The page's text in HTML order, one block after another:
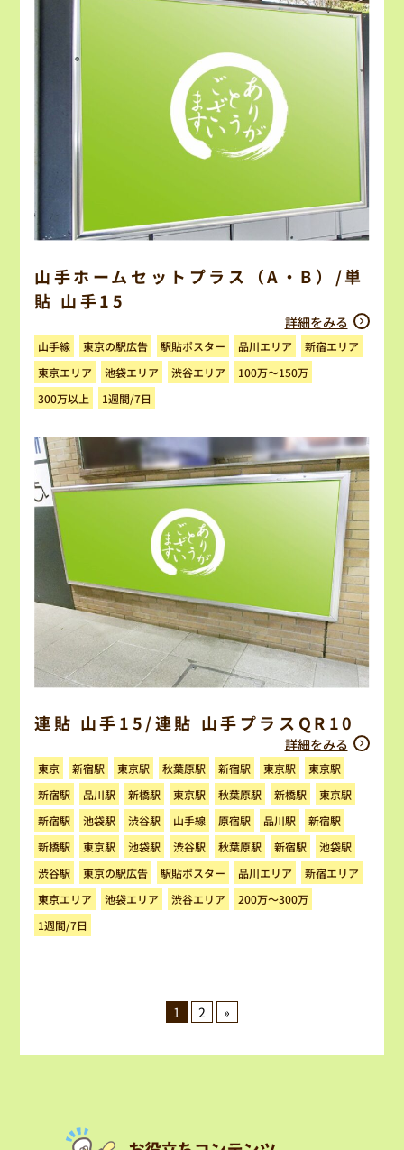
山手ホームセットプラス（A・B）/単
貼 山手15
詳細をみる
山手線 東京の駅広告 駅貼ポスター 品川エリア
新宿エリア
東京エリア
池袋エリア 渋谷エリア 100万～150万
300万以上 1週間/7日
連貼 山手15/連貼 山手プラスQR10
詳細をみる
東京 新宿駅 東京駅 秋葉原駅 新宿駅 東京駅
東京駅
新宿駅
品川駅 新橋駅 東京駅 秋葉原駅 新橋駅
東京駅
新宿駅
池袋駅 渋谷駅 山手線 原宿駅 品川駅
新宿駅
新橋駅
東京駅 池袋駅 渋谷駅 秋葉原駅 新宿駅
池袋駅
渋谷駅
東京の駅広告 駅貼ポスター 品川エリア
新宿エリア
東京エリア
池袋エリア 渋谷エリア 200万～300万
1週間/7日
1 2 »